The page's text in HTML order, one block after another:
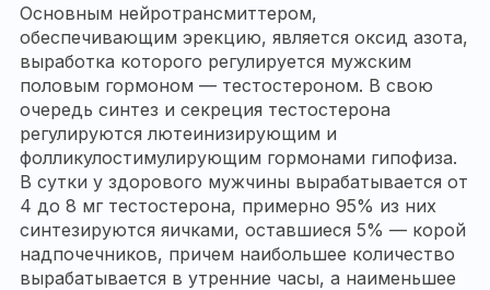
Основным нейротрансмиттером,
обеспечивающим эрекцию, является оксид азота,
выработка которого регулируется мужским
половым гормоном — тестостероном. В свою
очередь синтез и секреция тестостерона
регулируются лютеинизирующим и
фолликулостимулирующим гормонами гипофиза.
В сутки у здорового мужчины вырабатывается от
4 до 8 мг тестостерона, примерно 95% из них
синтезируются яичками, оставшиеся 5% — корой
надпочечников, причем наибольшее количество
вырабатывается в утренние часы, а наименьшее